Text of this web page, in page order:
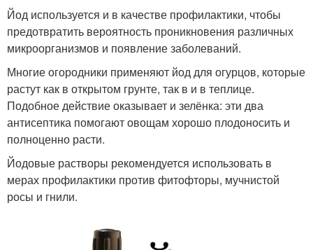
Йод используется и в качестве профилактики, чтобы
предотвратить вероятность проникновения различных
микроорганизмов и появление заболеваний.
Многие огородники применяют йод для огурцов, которые
растут как в открытом грунте, так в и в теплице.
Подобное действие оказывает и зелёнка: эти два
антисептика помогают овощам хорошо плодоносить и
полноценно расти.
Йодовые растворы рекомендуется использовать в
мерах профилактики против фитофторы, мучнистой
росы и гнили.